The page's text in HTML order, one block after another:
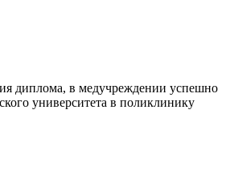
диплома, в медучреждении успешно
университета в поликлинику